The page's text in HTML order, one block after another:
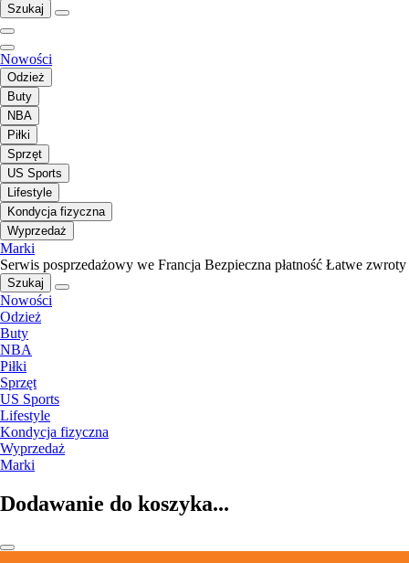
Szukaj
Nowości
Odzież
Buty
NBA
Piłki
Sprzęt
US Sports
Lifestyle
Kondycja fizyczna
Wyprzedaż
Marki
Serwis posprzedażowy we Francja Bezpieczna płatność Łatwe zwroty
Szukaj
Nowości
Odzież
Buty
NBA
Piłki
Sprzęt
US Sports
Lifestyle
Kondycja fizyczna
Wyprzedaż
Marki
Dodawanie do koszyka...